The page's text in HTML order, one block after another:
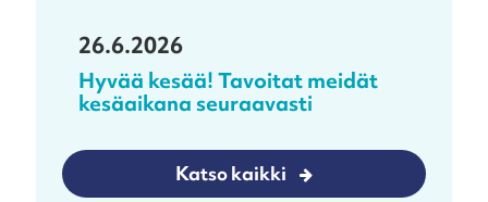
26.6.2026
Hyvää kesää! Tavoitat meidät
kesäaikana seuraavasti
Katso kaikki